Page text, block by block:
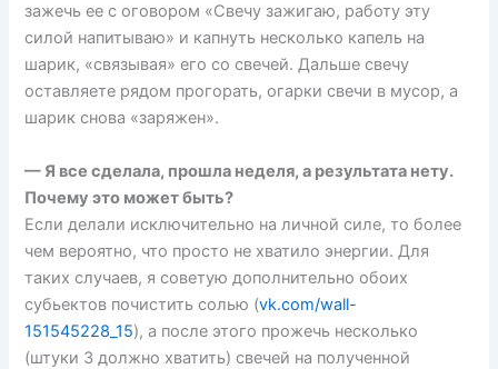
зажечь ее с оговором «Свечу зажигаю, работу эту
силой напитываю» и капнуть несколько капель на
шарик, «связывая» его со свечей. Дальше свечу
оставляете рядом прогорать, огарки свечи в мусор, а
шарик снова «заряжен».
— Я все сделала, прошла неделя, а результата нету.
Почему это может быть?
Если делали исключительно на личной силе, то более
чем вероятно, что просто не хватило энергии. Для
таких случаев, я советую дополнительно обоих
субьектов почистить солью (vk.com/wall-
151545228_15), а после этого прожечь несколько
(штуки 3 должно хватить) свечей на полученной